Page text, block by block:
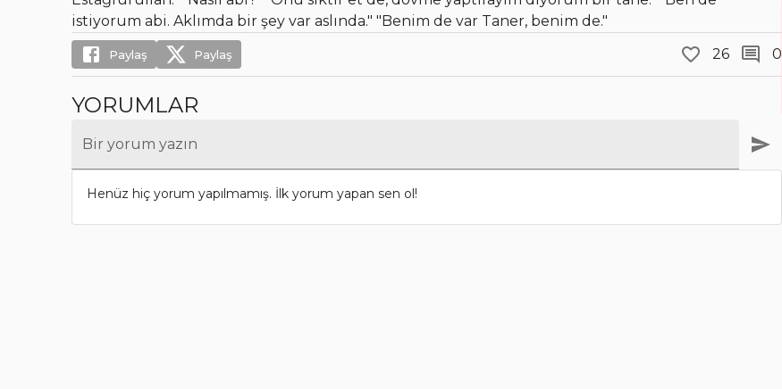
istiyorum abi. Aklımda bir şey var aslında." "Benim de var Taner, benim de."
Paylaş Paylaş 26 0
YORUMLAR
Bir yorum yazın
Henüz hiç yorum yapılmamış. İlk yorum yapan sen ol!